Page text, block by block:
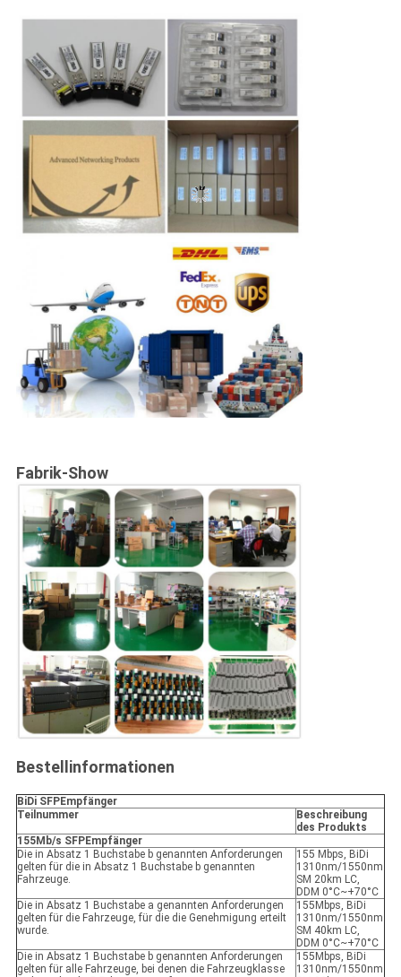
Fabrik-Show
Bestellinformationen
BiDi SFPEmpfänger
Teilnummer
Beschreibung
des Produkts
155Mb/s SFPEmpfänger
Die in Absatz 1 Buchstabe b genannten Anforderungen
gelten für die in Absatz 1 Buchstabe b genannten
Fahrzeuge.
155 Mbps, BiDi
1310nm/1550nm
SM 20km LC,
DDM 0°C~+70°C
Die in Absatz 1 Buchstabe a genannten Anforderungen
gelten für die Fahrzeuge, für die die Genehmigung erteilt
wurde.
155Mbps, BiDi
1310nm/1550nm
SM 40km LC,
DDM 0°C~+70°C
Die in Absatz 1 Buchstabe b genannten Anforderungen
gelten für alle Fahrzeuge, bei denen die Fahrzeugklasse
155Mbps, BiDi
1310nm/1550nm